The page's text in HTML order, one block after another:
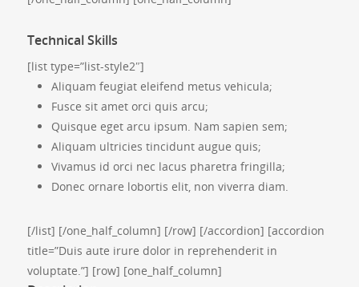
Technical Skills
[list type=”list-style2″]
Aliquam feugiat eleifend metus vehicula;
Fusce sit amet orci quis arcu;
Quisque eget arcu ipsum. Nam sapien sem;
Aliquam ultricies tincidunt augue quis;
Vivamus id orci nec lacus pharetra fringilla;
Donec ornare lobortis elit, non viverra diam.
[/list] [/one_half_column] [/row] [/accordion] [accordion
title=”Duis aute irure dolor in reprehenderit in
voluptate.”] [row] [one_half_column]